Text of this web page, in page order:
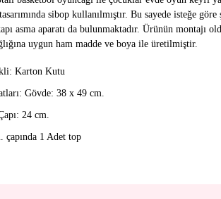
sibop kullanılmıştır. Bu sayede isteğe
asma aparatı da bulunmaktadır. Ürünün
uygun ham madde ve boya ile üretilmiştir.
Karton Kutu
Gövde: 38 x 49 cm.
24 cm.
çapında 1 Adet top